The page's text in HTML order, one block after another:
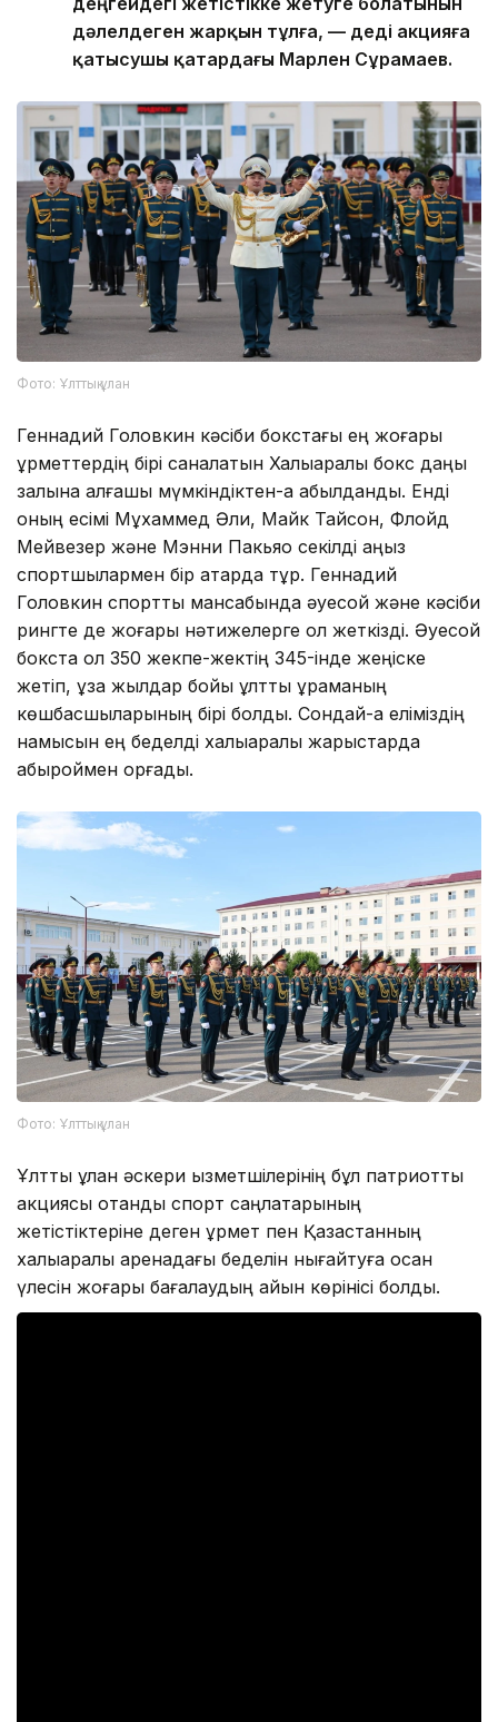
дәлелдеген жарқын тұлға, — деді акцияға
қатысушы қатардағы Марлен Сұрамаев.
Фото: Ұлттық ұлан
Геннадий Головкин кәсіби бокстағы ең жоғары
құрметтердің бірі саналатын Халықаралық бокс даңқы
залына алғашқы мүмкіндіктен-ақ қабылданды. Енді
оның есімі Мұхаммед Әли, Майк Тайсон, Флойд
Мейвезер және Мэнни Пакьяо секілді аңыз
спортшылармен бір қатарда тұр. Геннадий
Головкин спорттық мансабында әуесқой және кәсіби
рингте де жоғары нәтижелерге қол жеткізді. Әуесқой
бокста ол 350 жекпе-жектің 345-інде жеңіске
жетіп, ұзақ жылдар бойы ұлттық құраманың
көшбасшыларының бірі болды. Сондай-ақ еліміздің
намысын ең беделді халықаралық жарыстарда
абыроймен қорғады.
Фото: Ұлттық ұлан
Ұлттық ұлан әскери қызметшілерінің бұл патриоттық
акциясы отандық спорт саңлақтарының
жетістіктеріне деген құрмет пен Қазақстанның
халықаралық аренадағы беделін нығайтуға қосқан
үлесін жоғары бағалаудың айқын көрінісі болды.